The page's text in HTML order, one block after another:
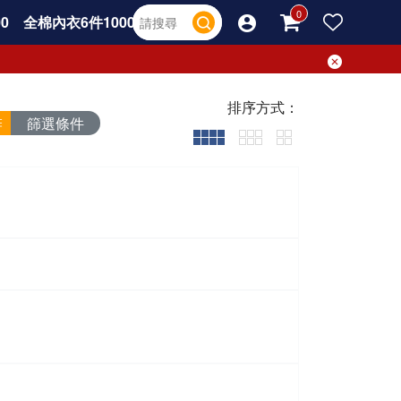
全棉內衣6件1000
篩選條件
排序方式：